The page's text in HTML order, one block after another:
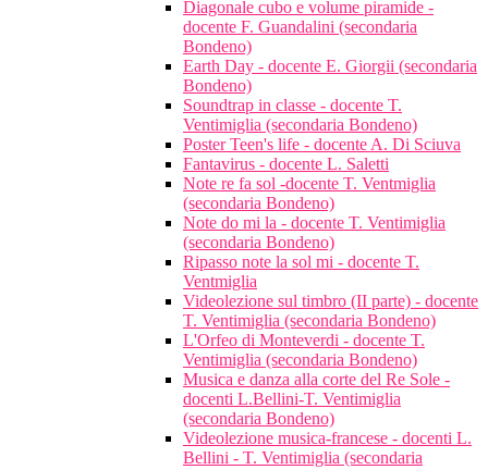
Diagonale cubo e volume piramide -
docente F. Guandalini (secondaria
Bondeno)
Earth Day - docente E. Giorgii (secondaria
Bondeno)
Soundtrap in classe - docente T.
Ventimiglia (secondaria Bondeno)
Poster Teen's life - docente A. Di Sciuva
Fantavirus - docente L. Saletti
Note re fa sol -docente T. Ventmiglia
(secondaria Bondeno)
Note do mi la - docente T. Ventimiglia
(secondaria Bondeno)
Ripasso note la sol mi - docente T.
Ventmiglia
Videolezione sul timbro (II parte) - docente
T. Ventimiglia (secondaria Bondeno)
L'Orfeo di Monteverdi - docente T.
Ventimiglia (secondaria Bondeno)
Musica e danza alla corte del Re Sole -
docenti L.Bellini-T. Ventimiglia
(secondaria Bondeno)
Videolezione musica-francese - docenti L.
Bellini - T. Ventimiglia (secondaria